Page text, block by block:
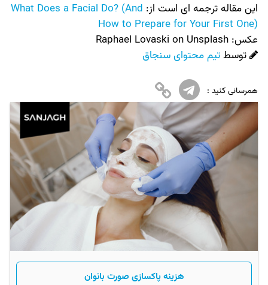
این مقاله ترجمه ای است از: What Does a Facial Do? (And
How to Prepare for Your First One)
عکس:‌ Raphael Lovaski on Unsplash
توسطتیم محتوای سنجاق
همرسانی کنید :
هزینه پاکسازی صورت بانوان